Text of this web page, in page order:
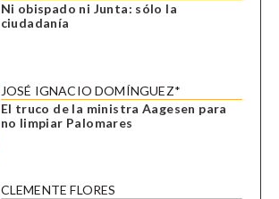
Ni obispado ni Junta: sólo la
ciudadanía
JOSÉ IGNACIO DOMÍNGUEZ*
El truco de la ministra Aagesen para
no limpiar Palomares
CLEMENTE FLORES